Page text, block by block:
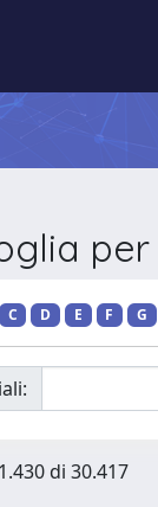
C D E F G
di 30.417